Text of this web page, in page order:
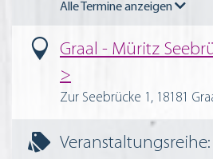
Alle Termine anzeigen
Graal - Müritz
Zur Seebrücke 1, 18181
Veranstaltungsreihe: